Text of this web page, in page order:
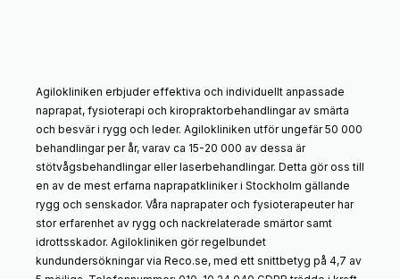
Agilokliniken erbjuder effektiva och individuellt anpassade
naprapat, fysioterapi och kiropraktorbehandlingar av smärta
och besvär i rygg och leder. Agilokliniken utför ungefär 50 000
behandlingar per år, varav ca 15-20 000 av dessa är
stötvågsbehandlingar eller laserbehandlingar. Detta gör oss till
en av de mest erfarna naprapatkliniker i Stockholm gällande
rygg och senskador. Våra naprapater och fysioterapeuter har
stor erfarenhet av rygg och nackrelaterade smärtor samt
idrottsskador. Agilokliniken gör regelbundet
kundundersökningar via Reco.se, med ett snittbetyg på 4,7 av